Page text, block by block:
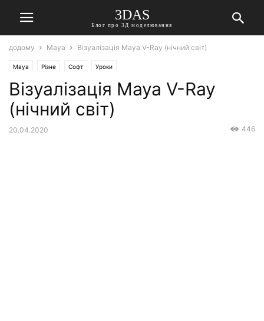
3DAS
Блог про 3Д моделювання
додому Maya Візуалізація Maya V-Ray (нічний світ)
Maya Різне Софт Уроки
Візуалізація Maya V-Ray
(нічний світ)
20.04.2020 446